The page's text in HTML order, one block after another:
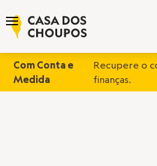
Com Conta e
Medida
Recupere o
finanças.